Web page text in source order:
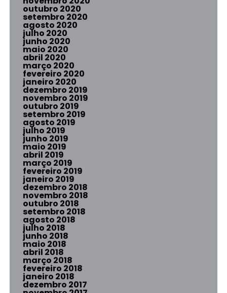
outubro 2020
setembro 2020
agosto 2020
julho 2020
junho 2020
maio 2020
abril 2020
março 2020
fevereiro 2020
janeiro 2020
dezembro 2019
novembro 2019
outubro 2019
setembro 2019
agosto 2019
julho 2019
junho 2019
maio 2019
abril 2019
março 2019
fevereiro 2019
janeiro 2019
dezembro 2018
novembro 2018
outubro 2018
setembro 2018
agosto 2018
julho 2018
junho 2018
maio 2018
abril 2018
março 2018
fevereiro 2018
janeiro 2018
dezembro 2017